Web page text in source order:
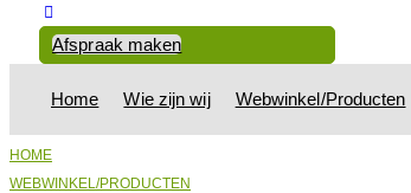
Afspraak maken
Home Wie zijn wij Webwinkel/Producten
HOME
WEBWINKEL/PRODUCTEN